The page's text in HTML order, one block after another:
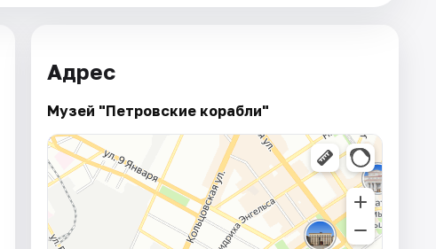
Адрес
Музей "Петровские корабли"